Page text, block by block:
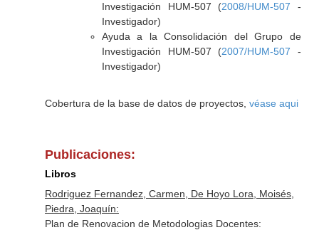
Investigación HUM-507 (2008/HUM-507 -
Investigador)
Ayuda a la Consolidación del Grupo de
Investigación HUM-507 (2007/HUM-507 -
Investigador)
Cobertura de la base de datos de proyectos, véase aqui
Publicaciones:
Libros
Rodriguez Fernandez, Carmen, De Hoyo Lora, Moisés,
Piedra, Joaquín:
Plan de Renovacion de Metodologias Docentes: